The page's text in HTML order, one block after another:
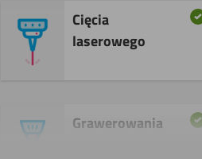
Cięcia
laserowego
Grawerowania